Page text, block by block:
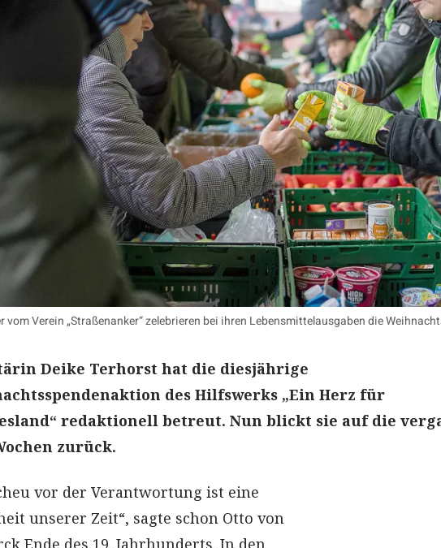
vom Verein „Straßenanker“ zelebrieren bei ihren Lebensmittelausgaben die
Deike Terhorst hat die diesjährige
des Hilfswerks „Ein Herz für
redaktionell betreut. Nun blickt sie auf die
zurück.
vor der Verantwortung ist eine
unserer Zeit“, sagte schon Otto von
Ende des 19. Jahrhunderts. In den